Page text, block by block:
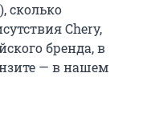
сколько
Chery,
бренда, в
— в нашем